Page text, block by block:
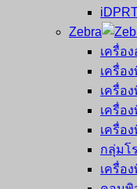
Zebra
เครื่อ
เครื่อ
เครื่อ
เครื่อ
เครื่อ
กลุ่มโ
เครื่อ